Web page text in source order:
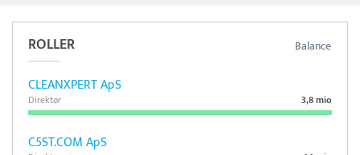
Balance
ROLLER
CLEANXPERT ApS
3,8 mio
Direktør
C5ST.COM ApS